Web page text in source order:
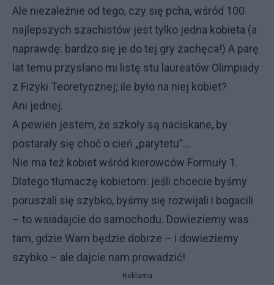
Ale niezależnie od tego, czy się pcha, wśród 100
najlepszych szachistów jest tylko jedna kobieta (a
naprawdę: bardzo się je do tej gry zachęca!) A parę
lat temu przysłano mi listę stu laureatów Olimpiady
z Fizyki Teoretycznej; ile było na niej kobiet?
Ani jednej.
A pewien jestem, że szkoły są naciskane, by
postarały się choć o cień „parytetu”...
Nie ma też kobiet wśród kierowców Formuły 1.
Dlatego tłumaczę kobietom: jeśli chcecie byśmy
poruszali się szybko, byśmy się rozwijali i bogacili
– to wsiadajcie do samochodu. Dowieziemy was
tam, gdzie Wam będzie dobrze – i dowieziemy
szybko – ale dajcie nam prowadzić!
Reklama